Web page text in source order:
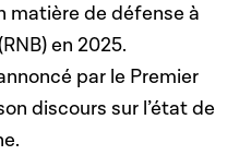
matière de défense à
en 2025.
par le Premier
discours sur l’état de